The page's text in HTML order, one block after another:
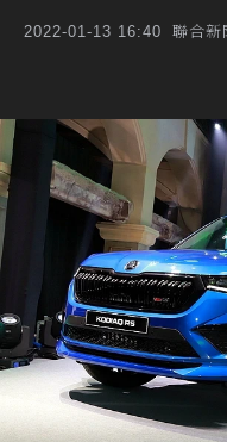
2022-01-13 16:40 聯合新